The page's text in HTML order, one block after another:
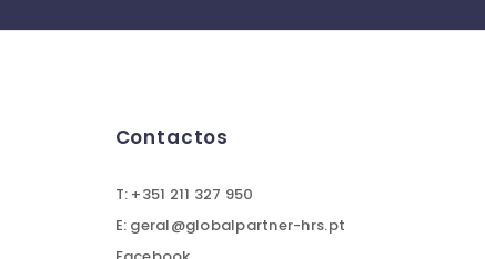
Contactos
T: +351 211 327 950
E: geral@globalpartner-hrs.pt